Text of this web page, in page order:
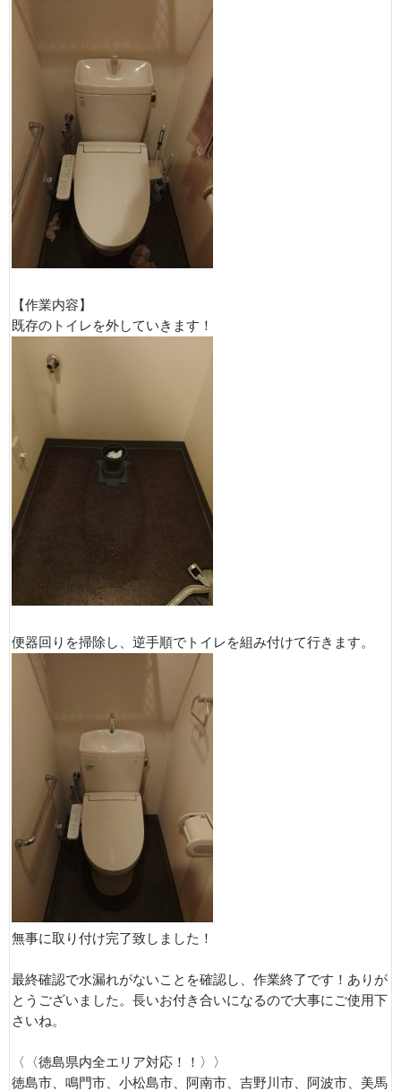
【作業内容】
既存のトイレを外していきます！
便器回りを掃除し、逆手順でトイレを組み付けて行きます。
無事に取り付け完了致しました！
最終確認で水漏れがないことを確認し、作業終了です！ありが
とうございました。長いお付き合いになるので大事にご使用下
さいね。
〈〈徳島県内全エリア対応！！〉〉
徳島市、鳴門市、小松島市、阿南市、吉野川市、阿波市、美馬